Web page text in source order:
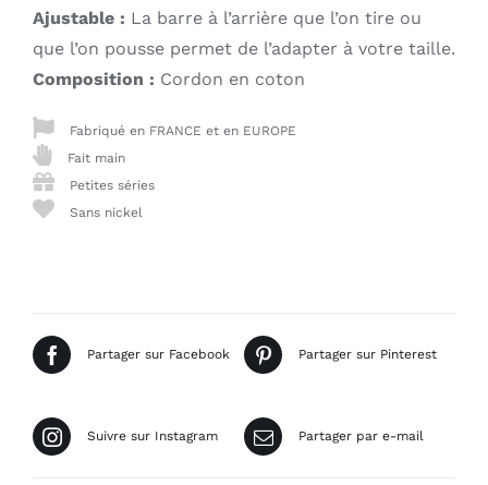
Ajustable : La barre à l’arrière que l’on tire ou
que l’on pousse permet de l’adapter à votre taille.
Composition : Cordon en coton
Fabriqué en FRANCE et en EUROPE
Fait main
Petites séries
Sans nickel
Partager sur Facebook Partager sur Pinterest
Suivre sur Instagram Partager par e-mail